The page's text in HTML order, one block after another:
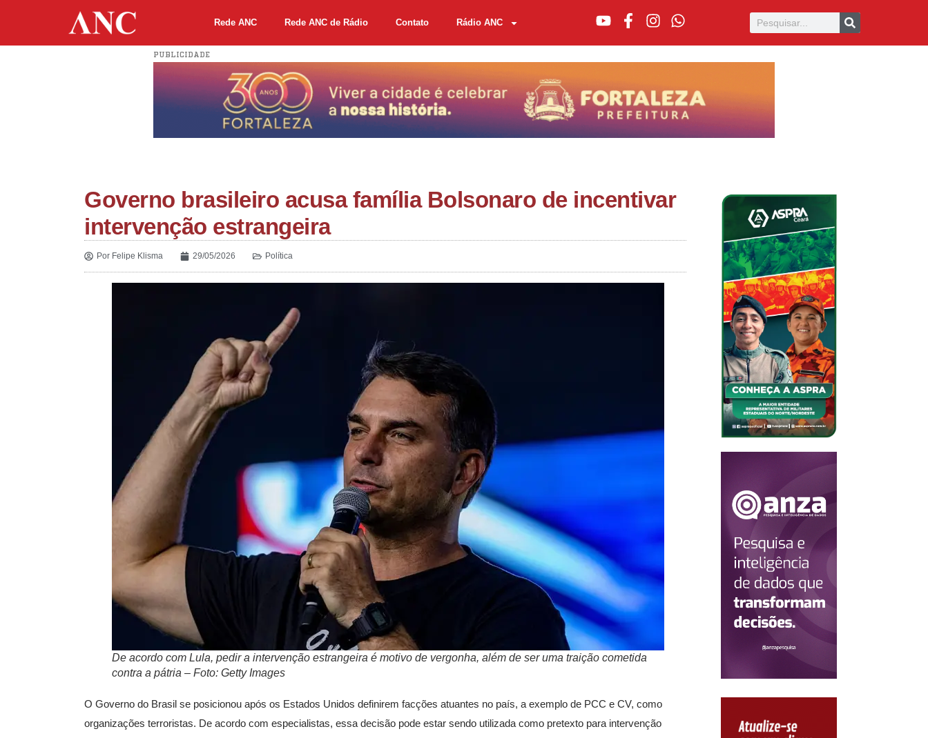
Rede ANC Rede ANC de Rádio Contato Rádio ANC
PUBLICIDADE
Governo brasileiro acusa família Bolsonaro de incentivar
intervenção estrangeira
Por Felipe Klisma 29/05/2026 Política
De acordo com Lula, pedir a intervenção estrangeira é motivo de vergonha, além de ser uma traição cometida
contra a pátria – Foto: Getty Images
O Governo do Brasil se posicionou após os Estados Unidos definirem facções atuantes no país, a exemplo de PCC e CV, como
organizações terroristas. De acordo com especialistas, essa decisão pode estar sendo utilizada como pretexto para intervenção